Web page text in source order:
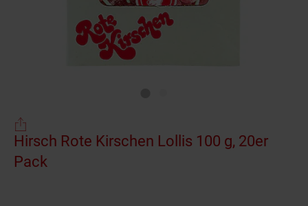
Hirsch Rote Kirschen Lollis 100 g, 20er
Pack